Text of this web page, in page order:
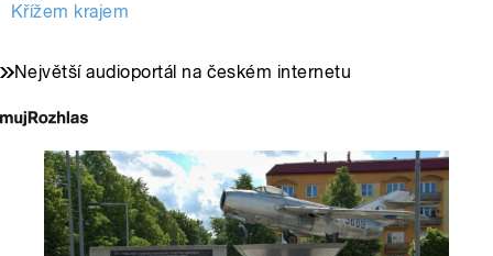
Křížem krajem
Největší audioportál na českém internetu